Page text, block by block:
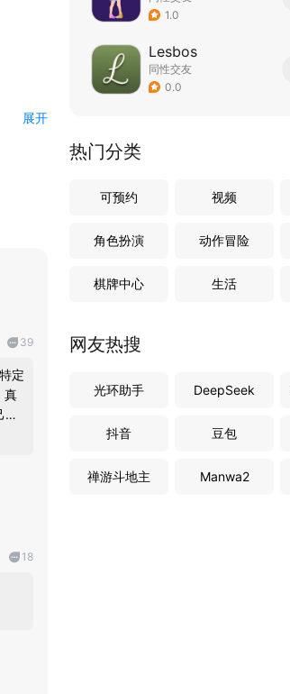
展开
39
定
真
的
18
1.0
Lesbos
同性交友
0.0
热门分类
可预约 视频
角色扮演 动作冒险
棋牌中心 生活
网友热搜
光环助手 DeepSeek
抖音 豆包
禅游斗地主 Manwa2